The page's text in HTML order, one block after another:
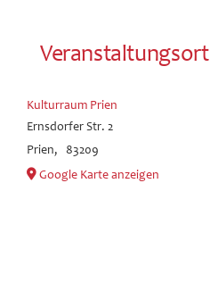
Veranstaltungsort
Kulturraum Prien
Ernsdorfer Str. 2
Prien,
83209
Google Karte anzeigen